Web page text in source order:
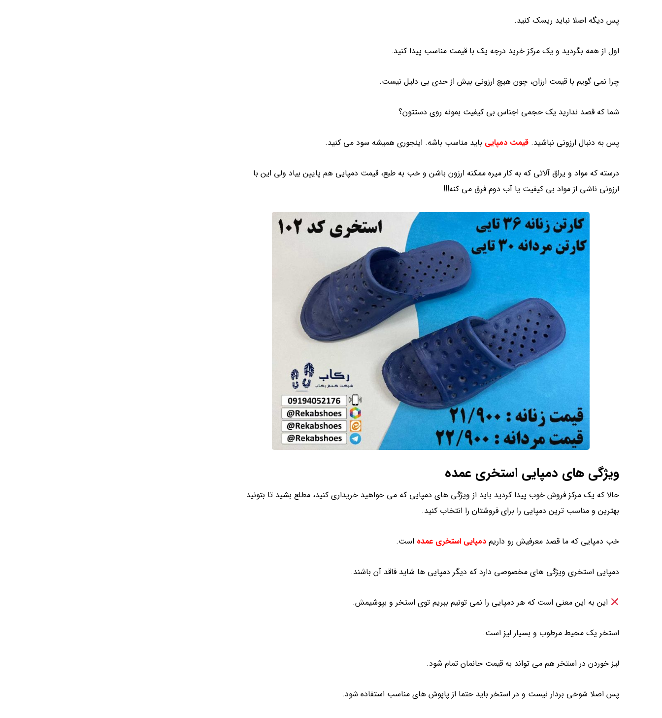
پس دیگه اصلا نباید ریسک کنید.
اول از همه بگردید و یک مرکز خرید درجه یک با قیمت مناسب پیدا کنید.
چرا نمی گویم با قیمت ارزان، چون هیچ ارزونی بیش از حدی بی دلیل نیست.
شما که قصد ندارید یک حجمی اجناس بی کیفیت بمونه روی دستتون؟
پس به دنبال ارزونی نباشید. قیمت دمپایی باید مناسب باشه. اینجوری همیشه سود می کنید.
درسته که مواد و یراق آلاتی که به کار میره ممکنه ارزون باشن و خب به طبع، قیمت دمپایی هم پایین بیاد ولی این با
ارزونی ناشی از مواد بی کیفیت یا آب دوم فرق می کنه!!!
ویژگی های دمپایی استخری عمده
حالا که یک مرکز فروش خوب پیدا کردید باید از ویژگی های دمپایی که می خواهید خریداری کنید، مطلع بشید تا بتونید
بهترین و مناسب ترین دمپایی را برای فروشتان را انتخاب کنید.
خب دمپایی که ما قصد معرفیش رو داریم دمپایی استخری عمده است.
دمپایی استخری ویژگی های مخصوصی دارد که دیگر دمپایی ها شاید فاقد آن باشند.
این به این معنی است که هر دمپایی را نمی تونیم ببریم توی استخر و بپوشیمش.
استخر یک محیط مرطوب و بسیار لیز است.
لیز خوردن در استخر هم می تواند به قیمت جانمان تمام شود.
پس اصلا شوخی بردار نیست و در استخر باید حتما از پاپوش های مناسب استفاده شود.